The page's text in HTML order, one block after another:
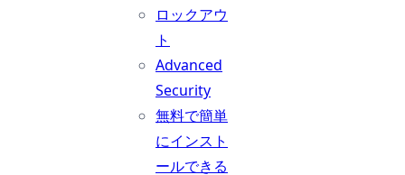
ロックアウ
ト
Advanced
Security
無料で簡単
にインスト
ールできる